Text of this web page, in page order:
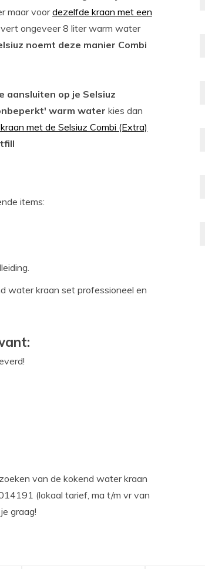
maar voordezelfde kraan met een
ongeveer 8 liter warm water
noemt deze manier Combi
aansluiten op je Selsiuz
warm water kies dan
met de Selsiuz Combi (Extra)
items:
water kraan set professioneel en
van de kokend water kraan
(lokaal tarief, ma t/m vr van
graag!